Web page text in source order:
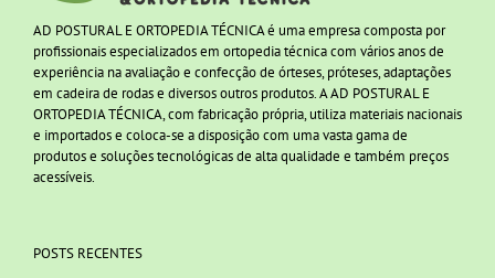
AD POSTURAL E ORTOPEDIA TÉCNICA é uma empresa composta por
profissionais especializados em ortopedia técnica com vários anos de
experiência na avaliação e confecção de órteses, próteses, adaptações
em cadeira de rodas e diversos outros produtos. A AD POSTURAL E
ORTOPEDIA TÉCNICA, com fabricação própria, utiliza materiais nacionais
e importados e coloca-se a disposição com uma vasta gama de
produtos e soluções tecnológicas de alta qualidade e também preços
acessíveis.
POSTS RECENTES